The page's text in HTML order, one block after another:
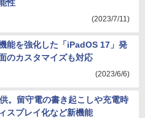
性
(2023/7/11)
能を強化した「iPadOS 17」発
のカスタマイズも対応
(2023/6/6)
。留守電の書き起こしや充電時
スプレイ化など新機能